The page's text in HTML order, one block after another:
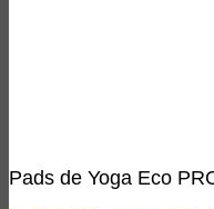
Pads de Yoga Eco